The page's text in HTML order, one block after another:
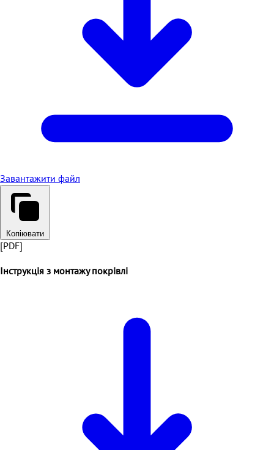
Завантажити файл
Копіювати
[PDF]
Інструкція з монтажу покрівлі